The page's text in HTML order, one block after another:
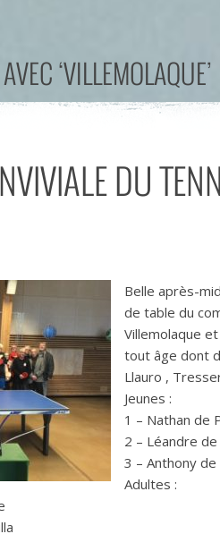
‘VILLEMOLAQUE’
DU
Belle après-
de table du
Villemolaque
tout âge dont
Llauro ,
Jeunes :
1 – Nathan de
2 – Léandre
3 – Anthony de
Adultes :